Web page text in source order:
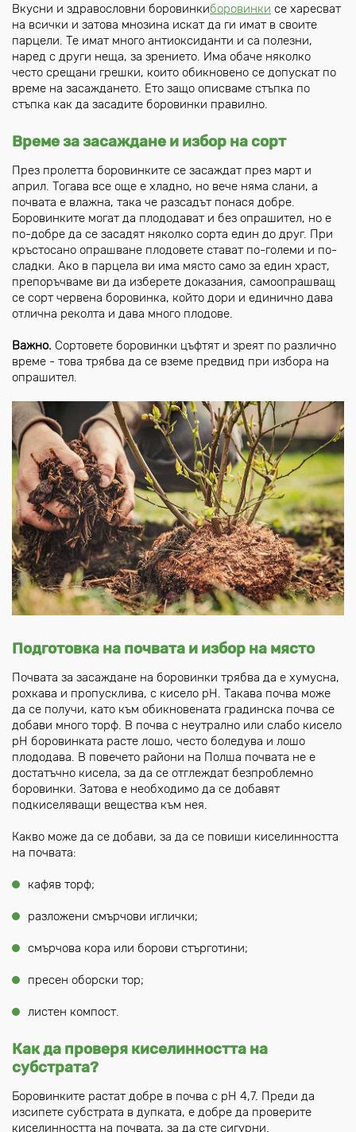
Вкусни и здравословни боровинкиборовинки се харесват
на всички и затова мнозина искат да ги имат в своите
парцели. Те имат много антиоксиданти и са полезни,
наред с други неща, за зрението. Има обаче няколко
често срещани грешки, които обикновено се допускат по
време на засаждането. Ето защо описваме стъпка по
стъпка как да засадите боровинки правилно.
Време за засаждане и избор на сорт
През пролетта боровинките се засаждат през март и
април. Тогава все още е хладно, но вече няма слани, а
почвата е влажна, така че разсадът понася добре.
Боровинките могат да плододават и без опрашител, но е
по-добре да се засадят няколко сорта един до друг. При
кръстосано опрашване плодовете стават по-големи и по-
сладки. Ако в парцела ви има място само за един храст,
препоръчваме ви да изберете доказания, самоопрашващ
се сорт червена боровинка, който дори и единично дава
отлична реколта и дава много плодове.
Важно. Сортовете боровинки цъфтят и зреят по различно
време - това трябва да се вземе предвид при избора на
опрашител.
Подготовка на почвата и избор на място
Почвата за засаждане на боровинки трябва да е хумусна,
рохкава и пропусклива, с кисело pH. Такава почва може
да се получи, като към обикновената градинска почва се
добави много торф. В почва с неутрално или слабо кисело
рН боровинката расте лошо, често боледува и лошо
плододава. В повечето райони на Полша почвата не е
достатъчно кисела, за да се отглеждат безпроблемно
боровинки. Затова е необходимо да се добавят
подкиселяващи вещества към нея.
Какво може да се добави, за да се повиши киселинността
на почвата:
кафяв торф;
разложени смърчови иглички;
смърчова кора или борови стърготини;
пресен оборски тор;
листен компост.
Как да проверя киселинността на
субстрата?
Боровинките растат добре в почва с рН 4,7. Преди да
изсипете субстрата в дупката, е добре да проверите
киселинността на почвата, за да сте сигурни.